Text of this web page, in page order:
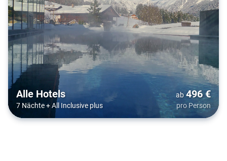
Alle Hotels
7 Nächte+All Inclusive plus
ab 496€
pro Person